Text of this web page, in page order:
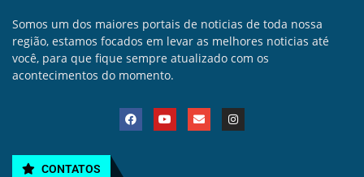
Somos um dos maiores portais de noticias de toda nossa
região, estamos focados em levar as melhores noticias até
você, para que fique sempre atualizado com os
acontecimentos do momento.
CONTATOS